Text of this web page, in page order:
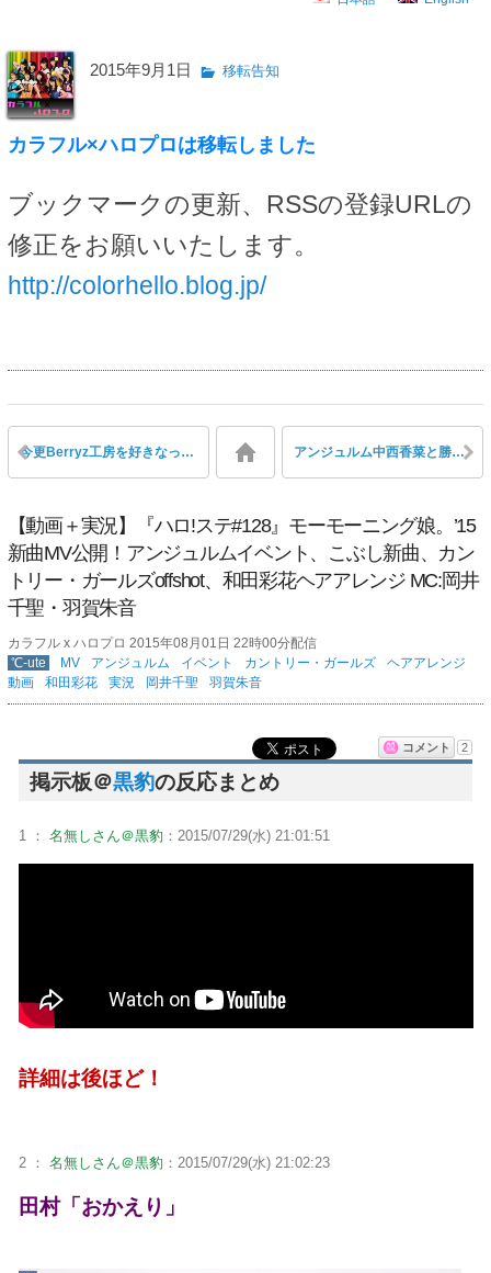
2015年9月1日 移転告知
カラフル×ハロプロは移転しました
ブックマークの更新、RSSの登録URLの
修正をお願いいたします。
http://colorhello.blog.jp/
今更Berryz工房を好きなった…という声 アンジュルム中西香菜と勝田里奈がプライベートで海に行って大はしゃぎ
【動画＋実況】『ハロ!ステ#128』モーモーニング娘。’15
新曲MV公開！アンジュルムイベント、こぶし新曲、カン
トリー・ガールズoffshot、和田彩花ヘアアレンジ MC:岡井
千聖・羽賀朱音
カラフル x ハロプロ 2015年08月01日 22時00分配信
℃-ute
MV アンジュルム イベント カントリー・ガールズ
ヘアアレンジ
動画
和田彩花 実況 岡井千聖 羽賀朱音
コメント 2
掲示板＠黒豹の反応まとめ
1 ： 名無しさん＠黒豹 ：2015/07/29(水) 21:01:51
詳細は後ほど！
2 ： 名無しさん＠黒豹 ：2015/07/29(水) 21:02:23
田村「おかえり」